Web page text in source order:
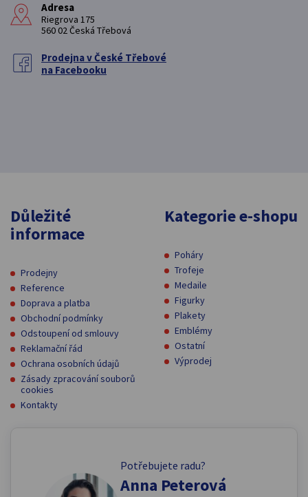
Adresa
Riegrova 175
560 02 Česká Třebová
Prodejna v České Třebové
na Facebooku
Důležité
informace
Prodejny
Reference
Doprava a platba
Obchodní podmínky
Odstoupení od smlouvy
Reklamační řád
Ochrana osobních údajů
Zásady zpracování souborů
cookies
Kontakty
Kategorie e-shopu
Poháry
Trofeje
Medaile
Figurky
Plakety
Emblémy
Ostatní
Výprodej
Potřebujete radu?
Anna Peterová